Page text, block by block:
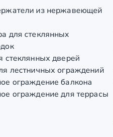
из нержавеющей
для стеклянных
стеклянных дверей
лестничных ограждений
ограждение балкона
ограждение для террасы